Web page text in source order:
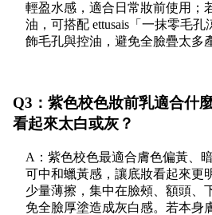
輕盈水感，適合日常妝前使用；
油，可搭配 ettusais「一抹零毛
飾毛孔與控油，避免全臉疊太多
Q3：紫色校色妝前乳適合什
看起來太白或灰？
A：紫色校色最適合膚色偏黃、
可中和蠟黃感，讓底妝看起來更
少量薄擦，集中在臉頰、額頭、
免全臉厚塗造成灰白感。若本身